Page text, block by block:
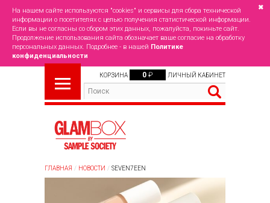
На нашем сайте используются "cookies" и сервисы для сбора технической
информации о посетителях с целью получения статистической информации.
Если вы не согласны со сбором этих данных, пожалуйста, покиньте сайт.
Продолжение использования сайта обозначает ваше согласие на обработку
персональных данных. Подробнее - в нашей Политике
конфиденциальности
✖
КОРЗИНА 0 ₽ ЛИЧНЫЙ КАБИНЕТ
ГЛАВНАЯ НОВОСТИ SEVEN7EEN